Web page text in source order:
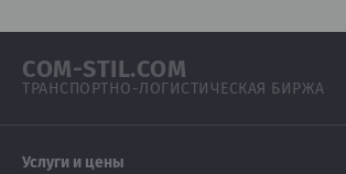
COM-STIL.COM
ТРАНСПОРТНО-ЛОГИСТИЧЕСКАЯ БИРЖА
Услуги и цены